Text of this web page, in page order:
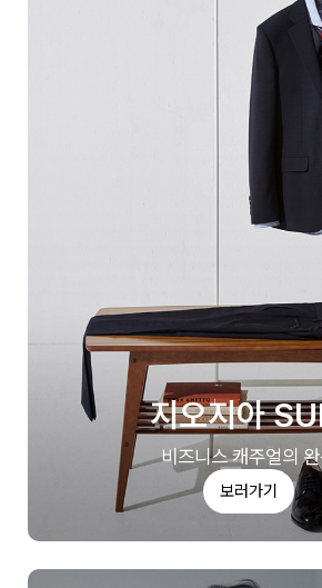
지오지아
비즈니스 캐주얼의
보러가기